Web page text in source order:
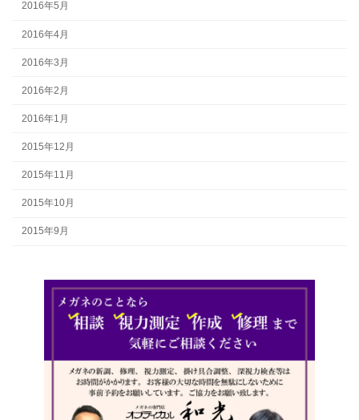
2016年5月
2016年4月
2016年3月
2016年2月
2016年1月
2015年12月
2015年11月
2015年10月
2015年9月